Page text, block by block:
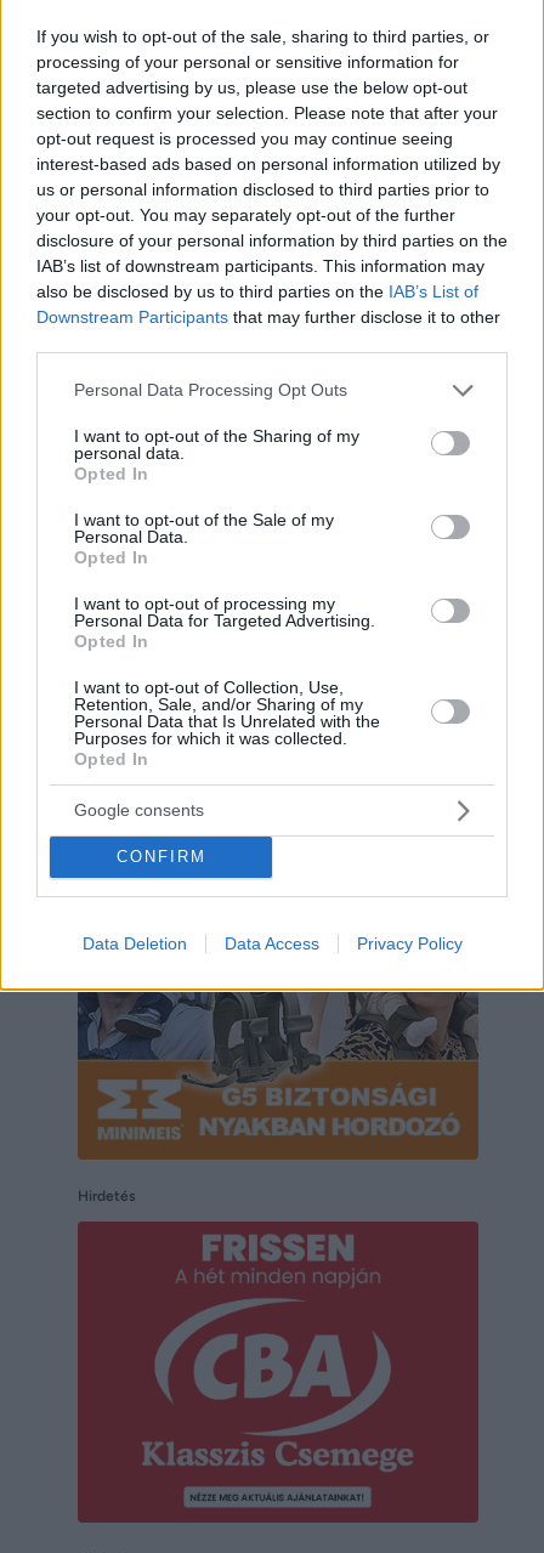
If you wish to opt-out of the sale, sharing to third parties, or
processing of your personal or sensitive information for
targeted advertising by us, please use the below opt-out
section to confirm your selection. Please note that after your
opt-out request is processed you may continue seeing
interest-based ads based on personal information utilized by
us or personal information disclosed to third parties prior to
your opt-out. You may separately opt-out of the further
disclosure of your personal information by third parties on the
IAB’s list of downstream participants. This information may
also be disclosed by us to third parties on the IAB’s List of
Downstream Participants that may further disclose it to other
Please note that this website/app uses one or more Google
not limited to your visit or usage behaviour. You may click to
grant or deny consent to Google and its third-party tags to
use your data for below specified purposes in below Google
consent section.
Personal Data Processing Opt Outs
I want to opt-out of the Sharing of my
personal data.
Opted In
I want to opt-out of the Sale of my
Personal Data.
Opted In
I want to opt-out of processing my
Personal Data for Targeted Advertising.
Opted In
I want to opt-out of Collection, Use,
Retention, Sale, and/or Sharing of my
Personal Data that Is Unrelated with the
Purposes for which it was collected.
Opted In
Google consents
CONFIRM
Data Deletion Data Access Privacy Policy
Email
Hirdetés
Hirdetés
Hirdetés
Hirdetés